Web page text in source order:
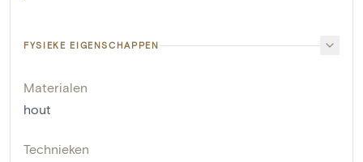
FYSIEKE EIGENSCHAPPEN
Materialen
hout
Technieken